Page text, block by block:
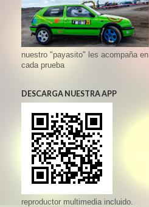
nuestro "payasito" les acompaña en
cada prueba
DESCARGA NUESTRA APP
reproductor multimedia incluido.